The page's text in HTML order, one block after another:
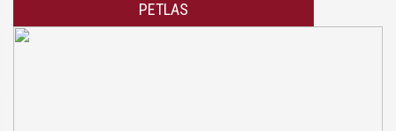
PETLAS